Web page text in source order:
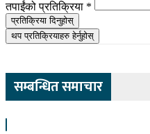
तपाईंको प्रतिक्रिया *
प्रतिक्रिया दिनुहोस्
थप प्रतिक्रियाहरु हेर्नुहोस्
सम्बन्धित समाचार